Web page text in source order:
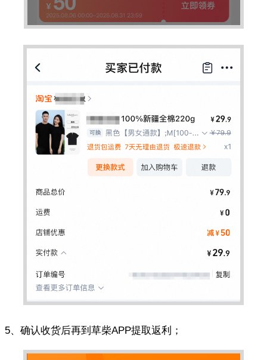
5、确认收货后再到草柴APP提取返利；